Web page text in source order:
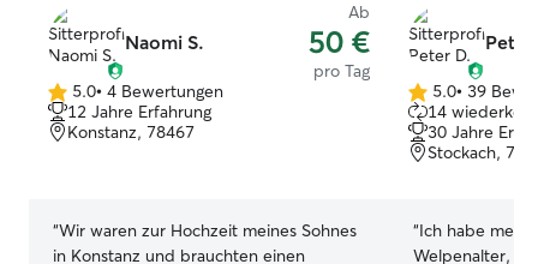
Naomi S.
Ab
50 €
pro Tag
5.0
von
5
5.0• 4 Bewertungen
12 Jahre Erfahrung
Konstanz, 78467
“Wir waren zur Hochzeit meines Sohnes
in Konstanz und brauchten einen
Peter
5.0
von
5
Sternen
5.0• 39
14
30 Jahre
Stockach,
“Ich habe
Welpenalter,